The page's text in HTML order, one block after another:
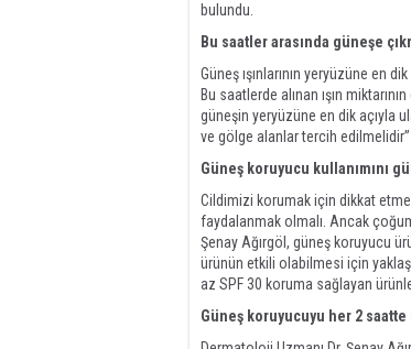
bulundu.
Bu saatler arasında güneşe
Güneş ışınlarının yeryüzüne en
Bu saatlerde alınan ışın
güneşin yeryüzüne en dik açıyla
ve gölge alanlar tercih
Güneş koruyucu kullanımını
Cildimizi korumak için dikkat
faydalanmak olmalı. Ancak
Şenay Ağırgöl, güneş koruyucu
ürünün etkili olabilmesi için
az SPF 30 koruma sağlayan
Güneş koruyucuyu her 2 saatte